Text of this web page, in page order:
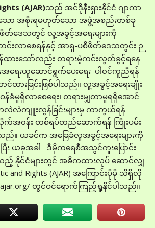
(AJAR)သည် အင်ဒိုနီးရှားနိုင်ငံ ဂျာကာ
ော အစိုးရမဟုတ်သော အဖွဲ့အစည်းတစ်ခု
တ်ဒေသတွင် လူ့အခွင့်အရေးများကို
င်းလာစေရန်နှင့် အာရှ-ပစိဖိတ်ဒေသတွင်း ဉ
ထားသော်လည်း တရားမဲ့ကင်းလွတ်ခွင့်ရနေ
အရေးယူဆောင်ရွက်ပေးရေး ပါ၀င်ကူညီရန်
ားခြင်းဖြစ်ပါသည်။ လူ့အခွင့်အရေးချိုး
န်ခံမှုရှိလာစေရေး၊ တရားမျှတာမှုရရှိအောင်
လဲကျူးလွန်ခြင်းများမှ ကာကွယ်ရန်
အ၀န်း တစ်ရပ်တည်ဆောက်ရန် ကြိုးပမ်း
။ ယခင်က အခြေခံလူအခွင့်အရေးများကို
ြီး ယခုအခါ ဒီမိုကရေစီအသွင်ကူးပြောင်း
ည့် နိုင်ငံများတွင် အဓိကထားလုပ် ဆောင်လျှ
and Rights (AJAR) အကြောင်းပိုမို သိရှိလို
ajar.org/ တွင်ဝင်ရောက်ကြည့်ရှုနိုင်ပါသည်။